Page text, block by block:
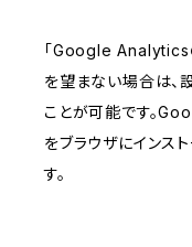
「Google Analytics
を望まない場合は、
ことが可能です。
をブラウザにインス
す。